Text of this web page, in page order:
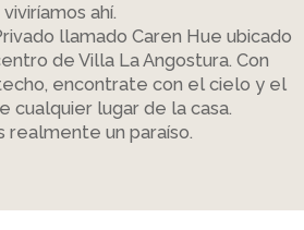
viviríamos ahí.
llamado Caren Hue ubicado
de Villa La Angostura. Con
encontrate con el cielo y el
cualquier lugar de la casa.
realmente un paraíso.